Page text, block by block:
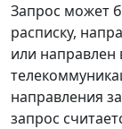
Запрос может
расписку,
или
направления
запрос